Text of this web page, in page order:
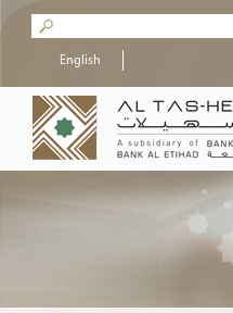
English